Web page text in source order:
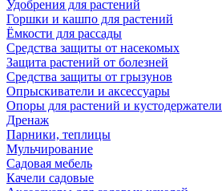
Удобрения для растений
Горшки и кашпо для растений
Ёмкости для рассады
Средства защиты от насекомых
Защита растений от болезней
Средства защиты от грызунов
Опрыскиватели и аксессуары
Опоры для растений и кустодержатели
Дренаж
Парники, теплицы
Мульчирование
Садовая мебель
Качели садовые